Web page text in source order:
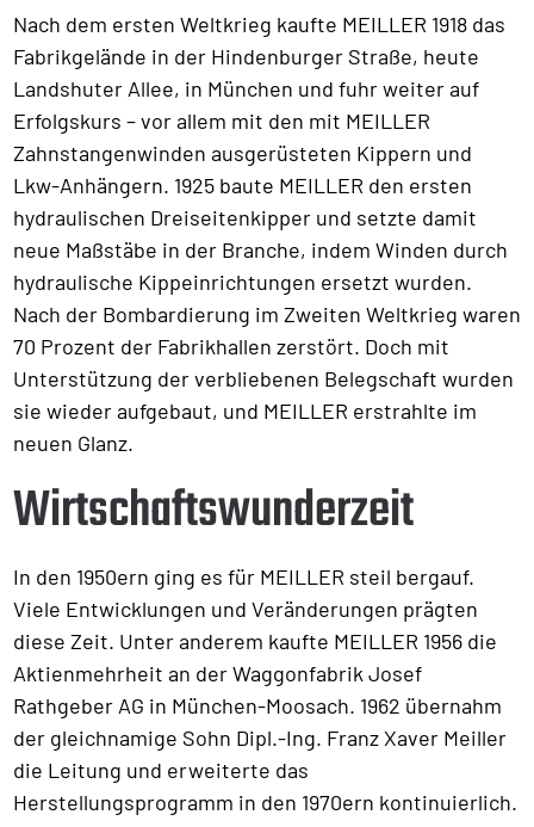
Nach dem ersten Weltkrieg kaufte MEILLER 1918 das
Fabrikgelände in der Hindenburger Straße, heute
Landshuter Allee, in München und fuhr weiter auf
Erfolgskurs – vor allem mit den mit MEILLER
Zahnstangenwinden ausgerüsteten Kippern und
Lkw-Anhängern. 1925 baute MEILLER den ersten
hydraulischen Dreiseitenkipper und setzte damit
neue Maßstäbe in der Branche, indem Winden durch
hydraulische Kippeinrichtungen ersetzt wurden.
Nach der Bombardierung im Zweiten Weltkrieg waren
70 Prozent der Fabrikhallen zerstört. Doch mit
Unterstützung der verbliebenen Belegschaft wurden
sie wieder aufgebaut, und MEILLER erstrahlte im
neuen Glanz.
Wirtschaftswunderzeit
In den 1950ern ging es für MEILLER steil bergauf.
Viele Entwicklungen und Veränderungen prägten
diese Zeit. Unter anderem kaufte MEILLER 1956 die
Aktienmehrheit an der Waggonfabrik Josef
Rathgeber AG in München-Moosach. 1962 übernahm
der gleichnamige Sohn Dipl.-Ing. Franz Xaver Meiller
die Leitung und erweiterte das
Herstellungsprogramm in den 1970ern kontinuierlich.